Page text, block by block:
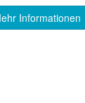
Informationen